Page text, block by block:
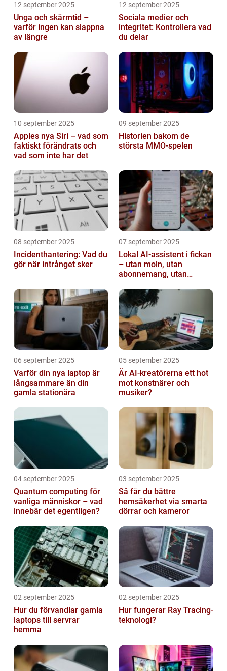
12 september 2025
Unga och skärmtid –
varför ingen kan slappna
av längre
12 september 2025
Sociala medier och
integritet: Kontrollera vad
du delar
10 september 2025
Apples nya Siri – vad som
faktiskt förändrats och
vad som inte har det
09 september 2025
Historien bakom de
största MMO-spelen
08 september 2025
Incidenthantering: Vad du
gör när intrånget sker
07 september 2025
Lokal AI-assistent i fickan
– utan moln, utan
abonnemang, utan
06 september 2025
Varför din nya laptop är
långsammare än din
gamla stationära
05 september 2025
Är AI-kreatörerna ett hot
mot konstnärer och
musiker?
04 september 2025
Quantum computing för
vanliga människor – vad
innebär det egentligen?
03 september 2025
Så får du bättre
hemsäkerhet via smarta
dörrar och kameror
02 september 2025
Hur du förvandlar gamla
laptops till servrar
hemma
02 september 2025
Hur fungerar Ray Tracing-
teknologi?